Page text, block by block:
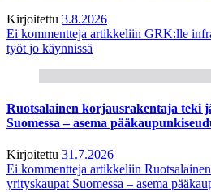
Kirjoitettu 3.8.2026
Ei kommentteja artikkeliin GRK:lle
työt jo käynnissä
Ruotsalainen korjausrakentaja teki
Suomessa – asema
Kirjoitettu 31.7.2026
Ei kommentteja artikkeliin
yrityskaupat Suomessa – asema